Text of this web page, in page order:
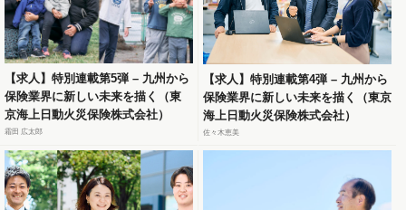
【求人】特別連載第5弾 – 九州から
保険業界に新しい未来を描く（東
京海上日動火災保険株式会社）
霜田 広太郎
【求人】特別連載第4弾 – 九州から
保険業界に新しい未来を描く（東京
海上日動火災保険株式会社）
佐々木恵美